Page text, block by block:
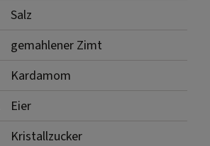
Salz
gemahlener Zimt
Kardamom
Eier
Kristallzucker